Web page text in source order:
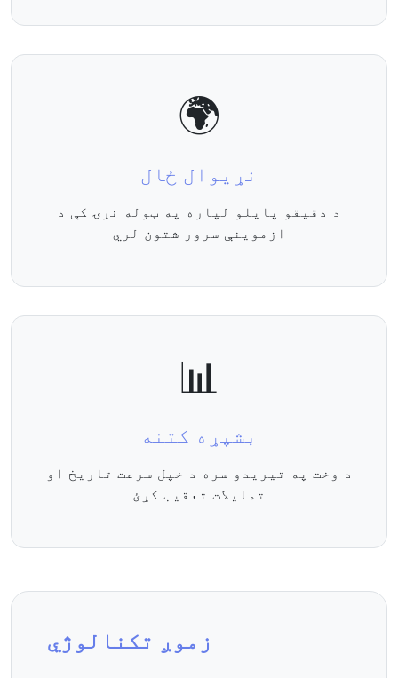
🌍
نړيوال ځال
د دقیقو پایلو لپاره په ټوله نړۍ کې د
ازموینې سرور شتون لري
📊
بشپړه کتنه
د وخت په تیریدو سره د خپل سرعت تاریخ او
تمایلات تعقیب کړئ
زموږ تکنالوژي